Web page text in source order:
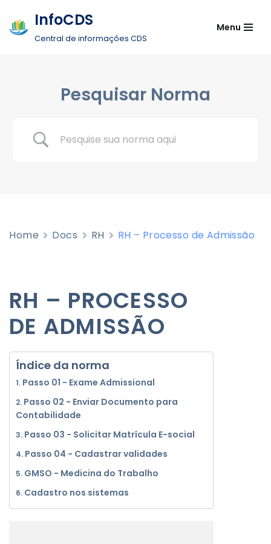
Pular
InfoCDS
Central de informações CDS
Menu
Pesquisar Norma
Home Docs RH RH – Processo de Admissão
RH – PROCESSO
DE ADMISSÃO
Índice da norma
Passo 01 - Exame Admissional
Passo 02 - Enviar Documento para
Contabilidade
Passo 03 - Solicitar Matrícula E-social
Passo 04 - Cadastrar validades
GMSO - Medicina do Trabalho
Cadastro nos sistemas